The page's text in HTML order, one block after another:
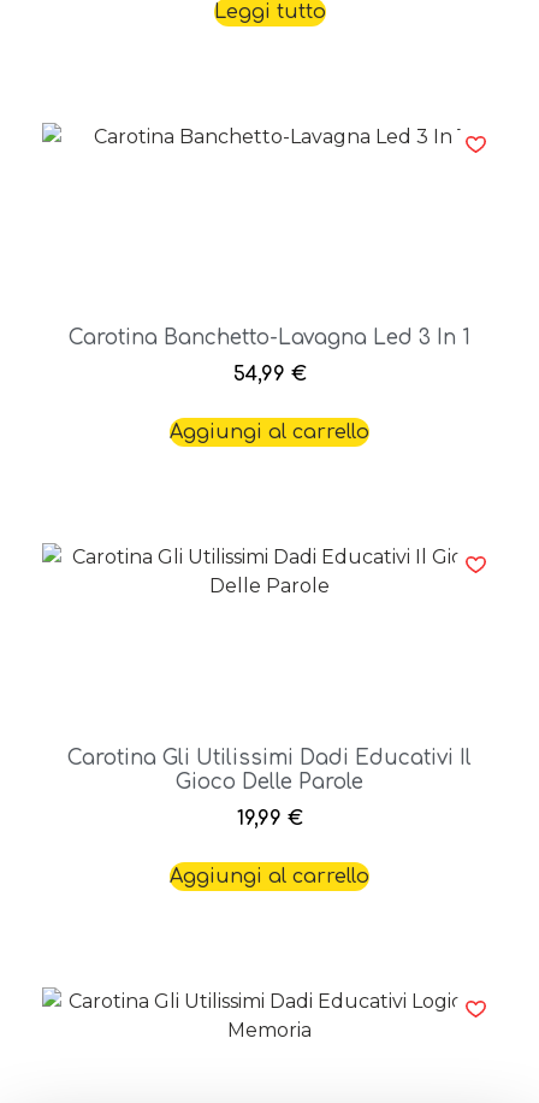
Leggi tutto
Carotina Banchetto-Lavagna Led 3 In 1
54,99 €
Aggiungi al carrello
Carotina Gli Utilissimi Dadi Educativi Il
Gioco Delle Parole
19,99 €
Aggiungi al carrello